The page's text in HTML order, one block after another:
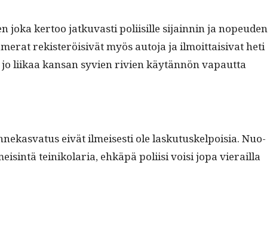
joka ker­too jatku­vasti poli­isille sijain­nin ja nopeu­den
rek­isteröi­sivät myös auto­ja ja ilmoit­taisi­vat heti
liikaa kansan syvien riv­ien käytän­nön vapaut­ta
eivät ilmeis­es­ti ole lasku­tuskelpoisia. Nuo­
teiniko­lar­ia, ehkäpä poli­isi voisi jopa vierail­la